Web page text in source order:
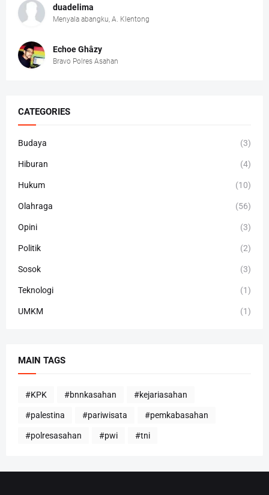
duadelima
Menyala abangku, A. Klentong
Echoe Ghâzy
Bravo Polres Asahan
CATEGORIES
Budaya (3)
Hiburan (4)
Hukum (10)
Olahraga (56)
Opini (3)
Politik (2)
Sosok (3)
Teknologi (1)
UMKM (1)
MAIN TAGS
#KPK #bnnkasahan #kejariasahan
#palestina #pariwisata #pemkabasahan
#polresasahan #pwi #tni